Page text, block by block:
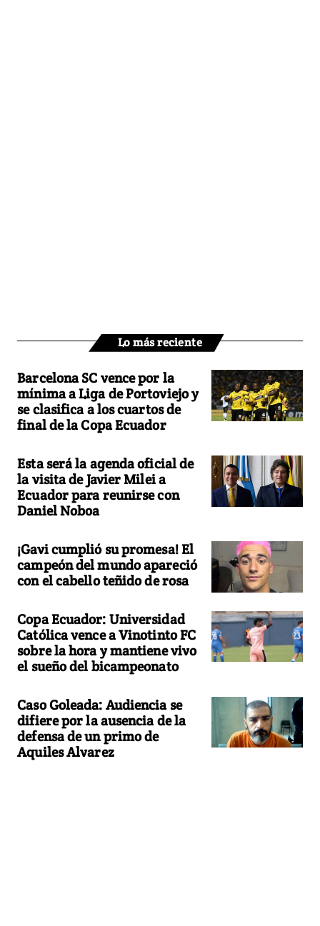
Lo más reciente
Barcelona SC vence por la
mínima a Liga de Portoviejo y
se clasifica a los cuartos de
final de la Copa Ecuador
Esta será la agenda oficial de
la visita de Javier Milei a
Ecuador para reunirse con
Daniel Noboa
¡Gavi cumplió su promesa! El
campeón del mundo apareció
con el cabello teñido de rosa
Copa Ecuador: Universidad
Católica vence a Vinotinto FC
sobre la hora y mantiene vivo
el sueño del bicampeonato
Caso Goleada: Audiencia se
difiere por la ausencia de la
defensa de un primo de
Aquiles Alvarez